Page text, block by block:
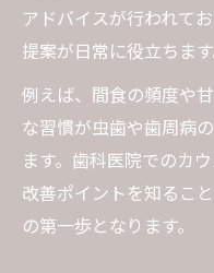
アドバイスが行われて
提案が日常に役立ちます
例えば、間食の頻度や
な習慣が虫歯や歯周病
ます。歯科医院でのカ
改善ポイントを知るこ
の第一歩となります。